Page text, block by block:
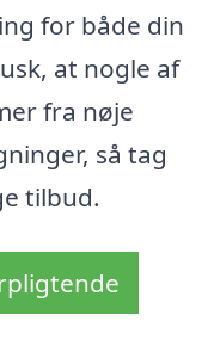
for både din
at nogle af
fra nøje
så tag
tilbud.